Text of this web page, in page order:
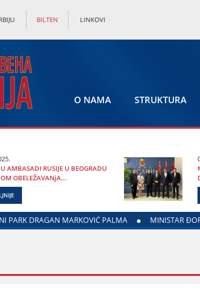
BILTEN LINKOVI
O NAMA STRUKTURA
U AMBASADI RUSIЈE U BEOGRADU
OBELEŽAVANjA...
ЈAGODINE I MINISTARSTVA ZADUŽENOG ZA